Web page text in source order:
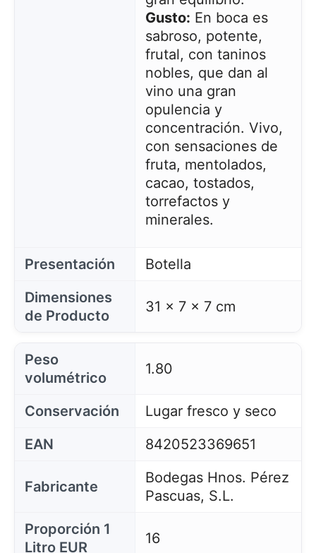
Gusto: En boca es
sabroso, potente,
frutal, con taninos
nobles, que dan al
vino una gran
opulencia y
concentración. Vivo,
con sensaciones de
fruta, mentolados,
cacao, tostados,
torrefactos y
minerales.
Presentación
Botella
Dimensiones
de Producto
31 x 7 x 7 cm
Peso
volumétrico
1.80
Conservación
Lugar fresco y seco
EAN
8420523369651
Fabricante
Bodegas Hnos. Pérez
Pascuas, S.L.
Proporción 1
Litro EUR
16